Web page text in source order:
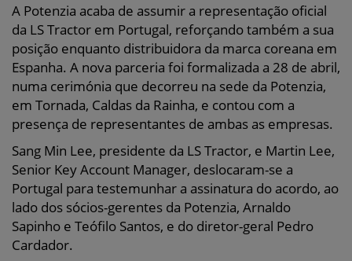
A Potenzia acaba de assumir a representação oficial
da LS Tractor em Portugal, reforçando também a sua
posição enquanto distribuidora da marca coreana em
Espanha. A nova parceria foi formalizada a 28 de abril,
numa cerimónia que decorreu na sede da Potenzia,
em Tornada, Caldas da Rainha, e contou com a
presença de representantes de ambas as empresas.
Sang Min Lee, presidente da LS Tractor, e Martin Lee,
Senior Key Account Manager, deslocaram-se a
Portugal para testemunhar a assinatura do acordo, ao
lado dos sócios-gerentes da Potenzia, Arnaldo
Sapinho e Teófilo Santos, e do diretor-geral Pedro
Cardador.